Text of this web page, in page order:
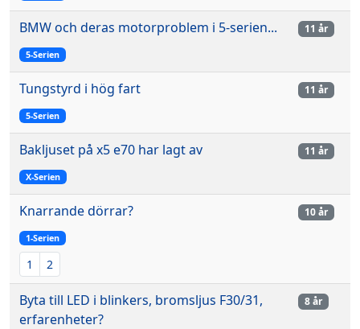
BMW och deras motorproblem i 5-serien...
5-Serien
11 år
Tungstyrd i hög fart
5-Serien
11 år
Bakljuset på x5 e70 har lagt av
X-Serien
11 år
Knarrande dörrar?
1-Serien
1 2
10 år
Byta till LED i blinkers, bromsljus F30/31,
erfarenheter?
8 år